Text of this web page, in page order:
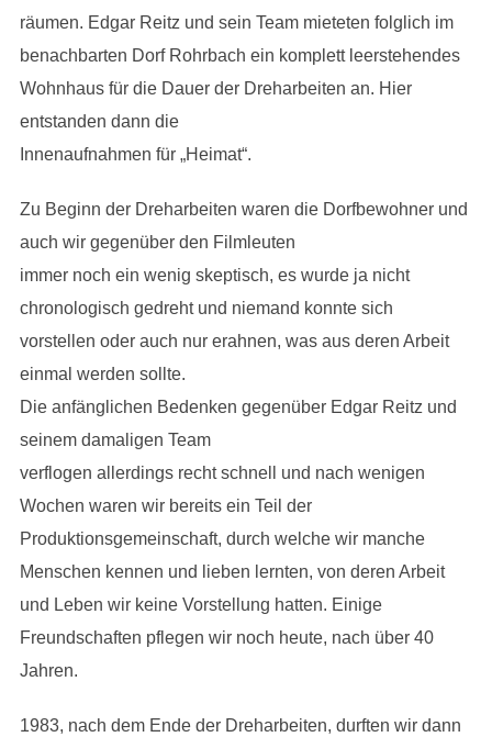
räumen. Edgar Reitz und sein Team mieteten folglich im
benachbarten Dorf Rohrbach ein komplett leerstehendes
Wohnhaus für die Dauer der Dreharbeiten an. Hier
entstanden dann die
Innenaufnahmen für „Heimat“.
Zu Beginn der Dreharbeiten waren die Dorfbewohner und
auch wir gegenüber den Filmleuten
immer noch ein wenig skeptisch, es wurde ja nicht
chronologisch gedreht und niemand konnte sich
vorstellen oder auch nur erahnen, was aus deren Arbeit
einmal werden sollte.
Die anfänglichen Bedenken gegenüber Edgar Reitz und
seinem damaligen Team
verflogen allerdings recht schnell und nach wenigen
Wochen waren wir bereits ein Teil der
Produktionsgemeinschaft, durch welche wir manche
Menschen kennen und lieben lernten, von deren Arbeit
und Leben wir keine Vorstellung hatten. Einige
Freundschaften pflegen wir noch heute, nach über 40
Jahren.
1983, nach dem Ende der Dreharbeiten, durften wir dann